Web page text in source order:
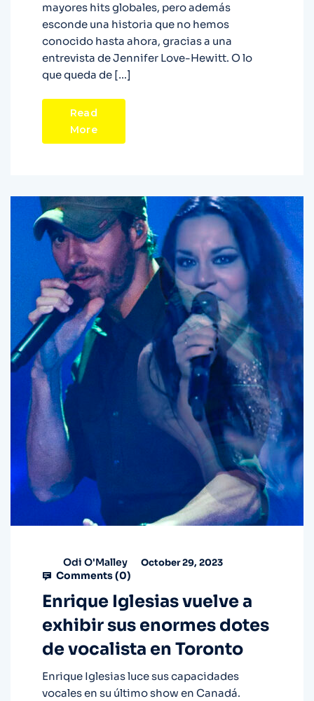
mayores hits globales, pero además
esconde una historia que no hemos
conocido hasta ahora, gracias a una
entrevista de Jennifer Love-Hewitt. O lo
que queda de […]
Read
More
Odi O'Malley October 29, 2023
Comments (0)
Enrique Iglesias vuelve a
exhibir sus enormes dotes
de vocalista en Toronto
Enrique Iglesias luce sus capacidades
vocales en su último show en Canadá.